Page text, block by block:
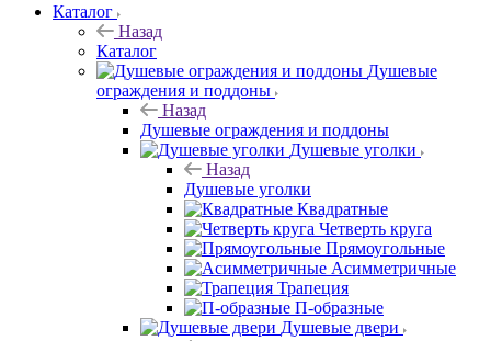
Каталог
Назад
Каталог
Душевые
ограждения и поддоны
Назад
Душевые ограждения и поддоны
Душевые уголки
Назад
Душевые уголки
Квадратные
Четверть круга
Прямоугольные
Асимметричные
Трапеция
П-образные
Душевые двери